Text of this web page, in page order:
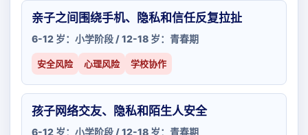
亲子之间围绕手机、隐私和信任反复拉扯
6-12 岁：小学阶段 / 12-18 岁：青春期
安全风险 心理风险 学校协作
孩子网络交友、隐私和陌生人安全
6-12 岁：小学阶段 / 12-18 岁：青春期